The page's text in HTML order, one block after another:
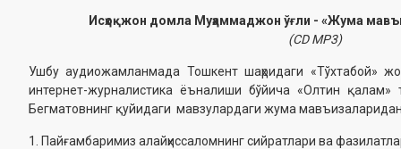
Исҳоқжон домла Муҳаммаджон ўғли - «Жума
(CD МР3)
Ушбу аудиожамланмада Тошкент шаҳридаги «Тўхтабой»
интернет-журналистика ёъналиши бўйича «Олтин қалам»
Бегматовнинг қуйидаги мавзулардаги жума мавъизаларидан
1. Пайғамбаримиз алайҳиссаломнинг сийратлари ва